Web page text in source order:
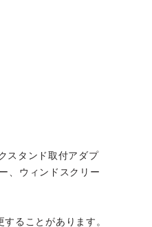
スタンド取付アダプ
、ウィンドスクリー
ることがあります。